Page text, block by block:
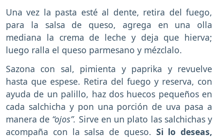
Una vez la pasta esté al dente, retira del fuego,
para la salsa de queso, agrega en una olla
mediana la crema de leche y deja que hierva;
luego ralla el queso parmesano y mézclalo.
Sazona con sal, pimienta y paprika y revuelve
hasta que espese. Retira del fuego y reserva, con
ayuda de un palillo, haz dos huecos pequeños en
cada salchicha y pon una porción de uva pasa a
manera de “ojos”. Sirve en un plato las salchichas y
acompaña con la salsa de queso. Si lo deseas,